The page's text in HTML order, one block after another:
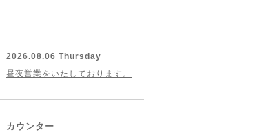
2026.08.06 Thursday
昼夜営業をいたしております。
カウンター